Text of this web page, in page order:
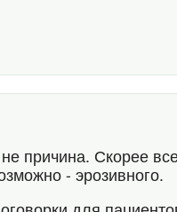
причина. Скорее
- эрозивного.